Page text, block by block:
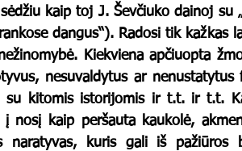
dangus“). Radosi tik kažkas
Kiekviena apčiuopta
nesuvaldytus ar nenustatytus
su kitomis istorijomis ir t.t. ir t.t.
į nosį kaip peršauta kaukolė,
naratyvas, kuris gali iš